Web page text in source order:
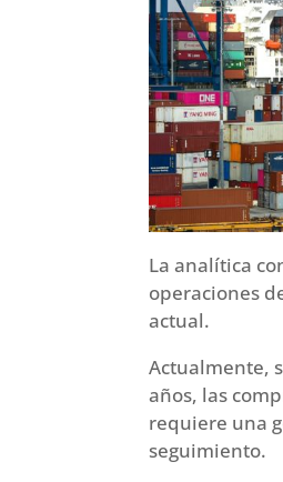
La analítica
operaciones
actual.
Actualmente,
años, las
requiere una
seguimiento.